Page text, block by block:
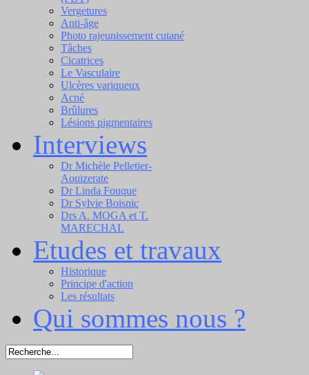
Vergetures
Anti-âge
Photo rajeunissement cutané
Tâches
Cicatrices
Le Vasculaire
Ulcères variqueux
Acné
Brûlures
Lésions pigmentaires
Interviews
Dr Michèle Pelletier-
Aouizerate
Dr Linda Fouque
Dr Sylvie Boisnic
Drs A. MOGA et T.
MARECHAL
Etudes et travaux
Historique
Principe d'action
Les résultats
Qui sommes nous ?